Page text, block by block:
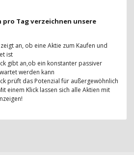
pro Tag verzeichnen unsere
an, ob eine Aktie zum Kaufen und
ist
gibt an,ob ein konstanter passiver
werden kann
prüft das Potenzial für außergewöhnlich
einem Klick lassen sich alle Aktien mit